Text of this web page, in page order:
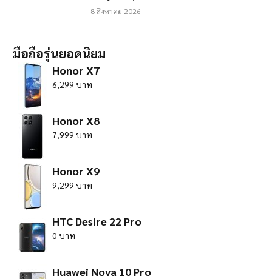
8 สิงหาคม 2026
มือถือรุ่นยอดนิยม
Honor X7
6,299 บาท
Honor X8
7,999 บาท
Honor X9
9,299 บาท
HTC Desire 22 Pro
0 บาท
Huawei Nova 10 Pro